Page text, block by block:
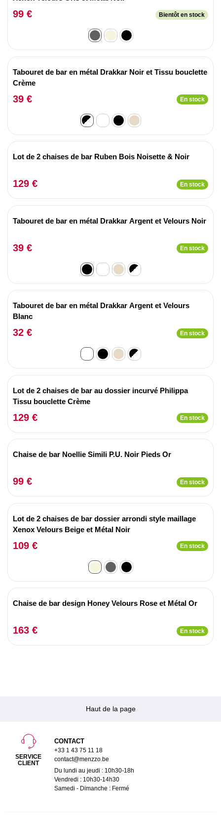
99 € Bientôt en stock
Tabouret de bar en métal Drakkar Noir et Tissu bouclette
Crème
39 € En stock
Lot de 2 chaises de bar Ruben Bois Noisette & Noir
129 € En stock
Tabouret de bar en métal Drakkar Argent et Velours Noir
39 € En stock
Tabouret de bar en métal Drakkar Argent et Velours
Blanc
32 € En stock
Lot de 2 chaises de bar au dossier incurvé Philippa
Tissu bouclette Crème
129 € En stock
Chaise de bar Noellie Simili P.U. Noir Pieds Or
99 € En stock
Lot de 2 chaises de bar dossier arrondi style maillage
Xenox Velours Beige et Métal Noir
109 € En stock
Chaise de bar design Honey Velours Rose et Métal Or
163 € En stock
Haut de la page
SERVICE
CLIENT
CONTACT
+33 1 43 75 11 18
contact@menzzo.be
Du lundi au jeudi : 10h30-18h
Vendredi : 10h30-14h30
Samedi - Dimanche : Fermé